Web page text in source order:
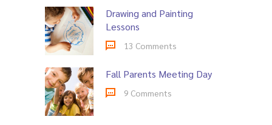
Drawing and Painting
Lessons
13 Comments
Fall Parents Meeting Day
9 Comments